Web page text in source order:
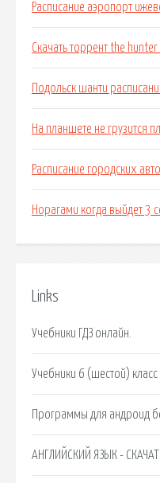
Расписание аэропорт
Скачать торрент the
Подольск шанти
На планшете не грузится
Расписание городских
Норагами когда выйдет 3
Links
Учебники ГДЗ онлайн.
Учебники 6 (шестой) класс
Программы для андроид
АНГЛИЙСКИЙ ЯЗЫК -